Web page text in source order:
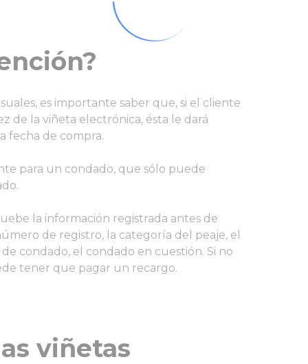
es importante saber que, si el cliente
de la viñeta electrónica, ésta le dará
fecha de compra.
para un condado, que sólo puede
la información registrada antes de
de registro, la categoría del peaje, el
condado, el condado en cuestión. Si no
tener que pagar un recargo.
viñetas